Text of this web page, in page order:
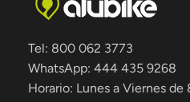
Tel: 800 062 3773
WhatsApp: 444 435 9268
Horario: Lunes a Viernes de